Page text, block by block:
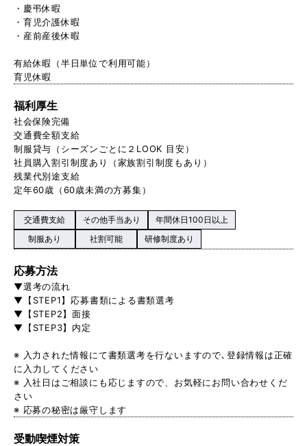
・慶弔休暇
・育児介護休暇
・産前産後休暇
有給休暇（半日単位で利用可能）
育児休暇
福利厚生
社会保険完備
交通費全額支給
制服貸与（シーズンごとに２LOOK 目安）
社員購入割引制度あり（家族割引制度もあり）
残業代別途支給
定年60歳（60歳未満の方募集）
交通費支給 その他手当あり
年間休日100日以上
制服あり
社割可能 研修制度あり
応募方法
▼選考の流れ
▼【STEP1】応募書類による書類選考
▼【STEP2】面接
▼【STEP3】内定
※ 入力された情報にて書類選考を行ないますので､登録情報は正確
に入力してください
※ 入社日はご相談にも応じますので、お気軽にお問い合わせくだ
さい
※ 応募の秘密は厳守します
受動喫煙対策